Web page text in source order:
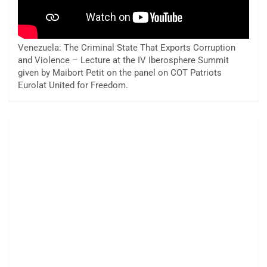
Venezuela: The Criminal State That Exports Corruption
and Violence – Lecture at the IV Iberosphere Summit
given by Maibort Petit on the panel on COT Patriots
Eurolat United for Freedom.